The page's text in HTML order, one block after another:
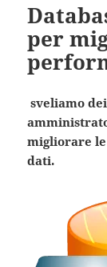
per
sveliamo
migliorare
dati.